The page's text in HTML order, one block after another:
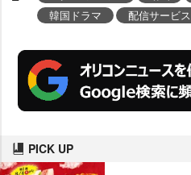
韓国ドラマ
配信サービス
PICK UP